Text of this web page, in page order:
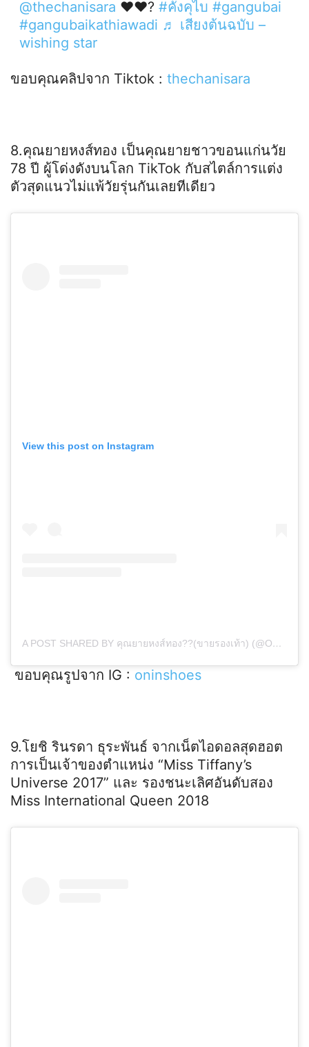
@thechanisara ❤️❤️‍? #คังคุไบ #gangubai
#gangubaikathiawadi ♬ เสียงต้นฉบับ –
wishing star
ขอบคุณคลิปจาก Tiktok : thechanisara
8.คุณยายหงส์ทอง เป็นคุณยายชาวขอนแก่นวัย
78 ปี ผู้โด่งดังบนโลก TikTok กับสไตล์การแต่ง
ตัวสุดแนวไม่แพ้วัยรุ่นกันเลยทีเดียว
View this post on Instagram
A POST SHARED BY คุณยายหงส์ทอง??(ขายรองเท้า) (@ONINSHOES)
ขอบคุณรูปจาก IG : oninshoes
9.โยชิ รินรดา ธุระพันธ์ จากเน็ตไอดอลสุดฮอต
การเป็นเจ้าของตำแหน่ง “Miss Tiffany’s
Universe 2017” และ รองชนะเลิศอันดับสอง
Miss International Queen 2018